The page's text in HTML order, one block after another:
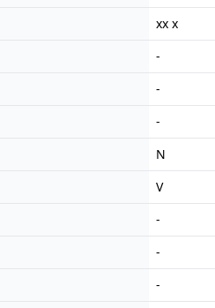
xx x
-
-
-
N
V
-
-
-